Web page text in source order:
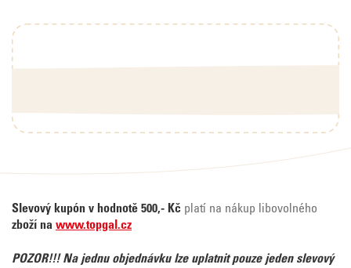
Slevový kupón v hodnotě 500,- Kč platí na nákup libovolného
zboží na www.topgal.cz
POZOR!!! Na jednu objednávku lze uplatnit pouze jeden slevový